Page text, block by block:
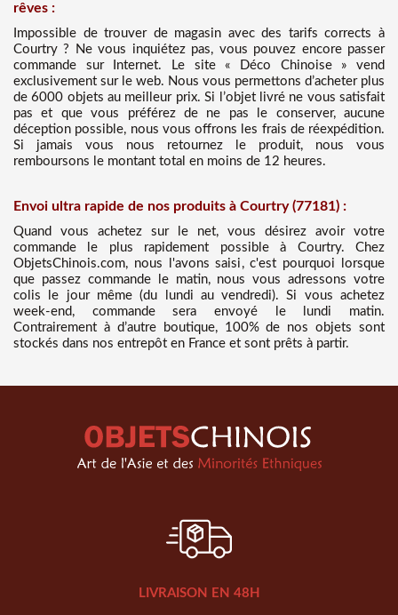
rêves :
Impossible de trouver de magasin avec des tarifs corrects à
Courtry ? Ne vous inquiétez pas, vous pouvez encore passer
commande sur Internet. Le site « Déco Chinoise » vend
exclusivement sur le web. Nous vous permettons d’acheter plus
de 6000 objets au meilleur prix. Si l’objet livré ne vous satisfait
pas et que vous préférez de ne pas le conserver, aucune
déception possible, nous vous offrons les frais de réexpédition.
Si jamais vous nous retournez le produit, nous vous
remboursons le montant total en moins de 12 heures.
Envoi ultra rapide de nos produits à Courtry (77181) :
Quand vous achetez sur le net, vous désirez avoir votre
commande le plus rapidement possible à Courtry. Chez
ObjetsChinois.com, nous l'avons saisi, c'est pourquoi lorsque
que passez commande le matin, nous vous adressons votre
colis le jour même (du lundi au vendredi). Si vous achetez
week-end, commande sera envoyé le lundi matin.
Contrairement à d’autre boutique, 100% de nos objets sont
stockés dans nos entrepôt en France et sont prêts à partir.
LIVRAISON EN 48H